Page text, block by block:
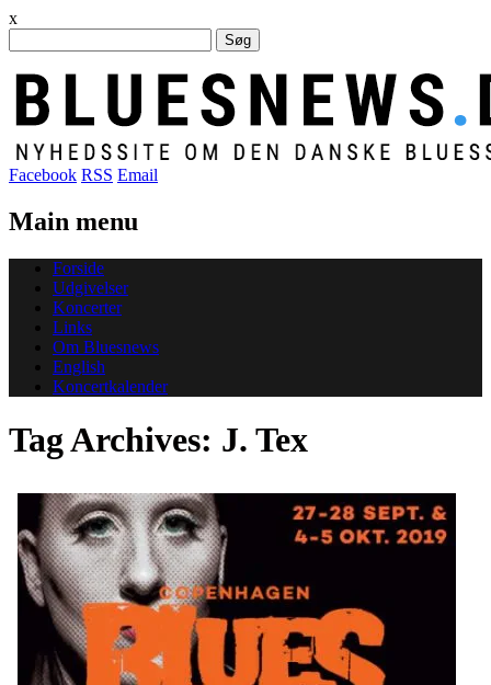
x
efter:
Facebook RSS Email
Main menu
Skip
content
Forside
Udgivelser
Koncerter
Links
Om Bluesnews
English
Koncertkalender
Tag Archives: J. Tex